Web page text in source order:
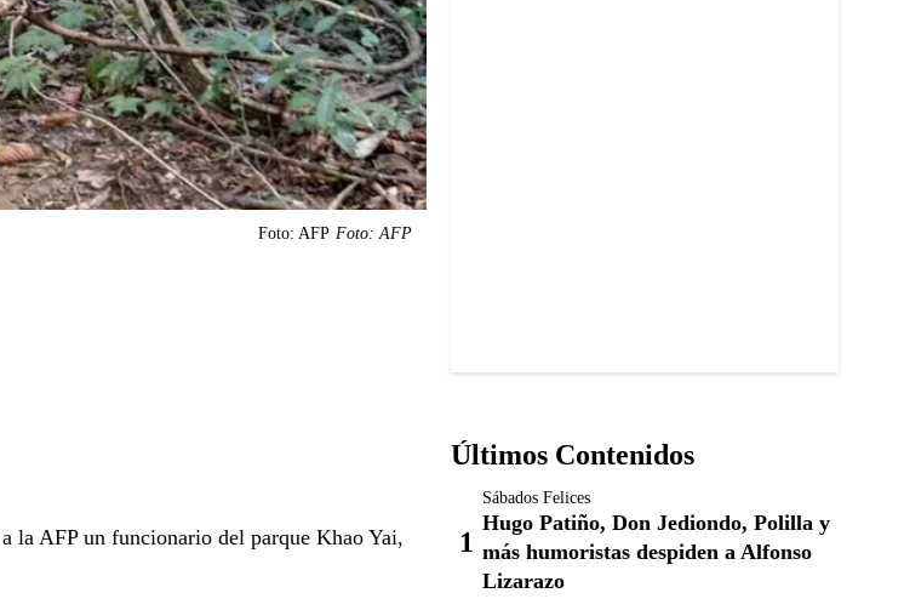
Foto: AFP Foto: AFP
la AFP un funcionario del parque Khao Yai,
Últimos Contenidos
Sábados Felices
Hugo Patiño, Don Jediondo, Polilla y
más humoristas despiden a Alfonso
Lizarazo